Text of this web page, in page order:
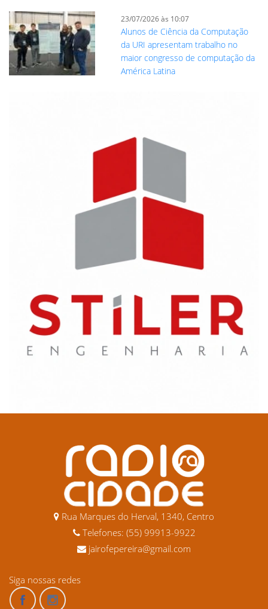
23/07/2026 às 10:07
Alunos de Ciência da Computação
da URI apresentam trabalho no
maior congresso de computação da
América Latina
Rua Marques do Herval, 1340, Centro
Telefones: (55) 99913-9922
jairofepereira@gmail.com
Siga nossas redes